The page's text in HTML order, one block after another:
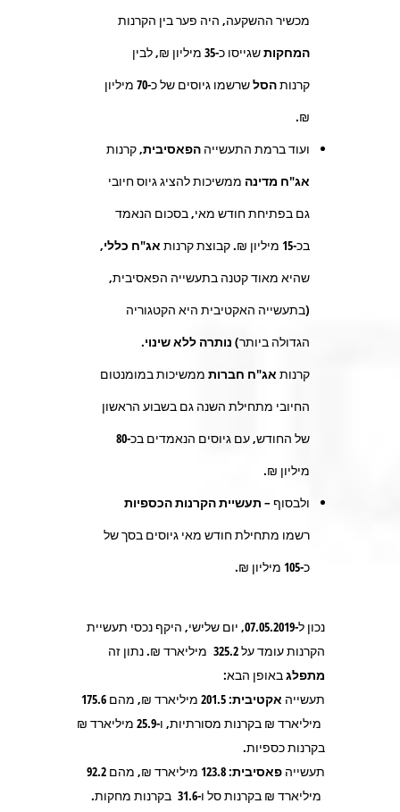
מכשיר ההשקעה, היה פער בין הקרנות
המחקותשגייסו כ-35 מיליון ₪, לבין
קרנותהסלשרשמו גיוסים של כ-70 מיליון
₪.
ועוד ברמת התעשייה הפאסיבית, קרנות
אג"ח מדינה ממשיכות להציג גיוס חיובי
גם בפתיחת חודש מאי, בסכום הנאמד
בכ-15 מיליון ₪. קבוצת קרנות אג"ח כללי,
שהיא מאוד קטנה בתעשייה הפאסיבית,
(בתעשייה האקטיבית היא הקטגוריה
הגדולה ביותר) נותרה ללא שינוי.
קרנות אג"ח חברות ממשיכות במומנטום
החיובי מתחילת השנה גם בשבוע הראשון
של החודש, עם גיוסים הנאמדים בכ-80
מיליון ₪.
ולבסוף – תעשיית הקרנות הכספיות
רשמו מתחילת חודש מאי גיוסים בסך של
כ-105 מיליון ₪.
נכון ל-07.05.2019, יום שלישי, היקף נכסי תעשיית
הקרנות עומד על325.2 מיליארד ₪. נתון זה
מתפלגבאופן הבא:
תעשייה אקטיבית:201.5 מיליארד ₪, מהם 175.6
מיליארד ₪ בקרנות מסורתיות, ו-25.9 מיליארד ₪
בקרנות כספיות.
תעשייה פאסיבית:123.8 מיליארד ₪, מהם 92.2
מיליארד ₪ בקרנות סל ו-31.6 בקרנות מחקות.